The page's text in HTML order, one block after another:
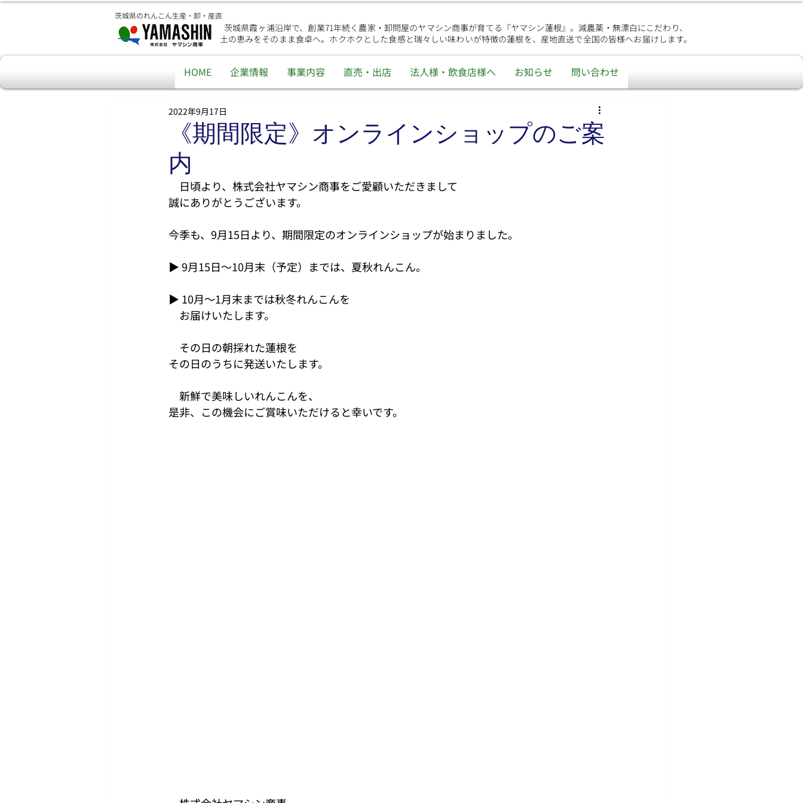
茨城県のれんこん生産・卸・産直
茨城県霞ヶ浦沿岸で、創業71年続く農家・卸問屋のヤマシン商事が育てる『ヤマシン蓮根』。減農薬・無漂白にこだわり、
土の恵みをそのまま食卓へ。ホクホクとした食感と瑞々しい味わいが特徴の蓮根を、産地直送で全国の皆様へお届けします。
HOME 企業情報 事業内容 直売・出店 法人様・飲食店様へ お知らせ 問い合わせ
《期間限定》オンラインショップのご案
内
2022年9月17日
日頃より、株式会社ヤマシン商事をご愛顧いただきまして
誠にありがとうございます。
今季も、9月15日より、期間限定のオンラインショップが始まりました。
▶ 9月15日～10月末（予定）までは、夏秋れんこん。
▶ 10月～1月末までは秋冬れんこんを
お届けいたします。
その日の朝採れた蓮根を
その日のうちに発送いたします。
新鮮で美味しいれんこんを、
是非、この機会にご賞味いただけると幸いです。